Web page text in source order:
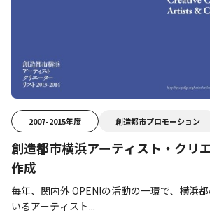
2007-2015年度 創造都市プロモーション
創造都市横浜アーティスト・クリ
作成
毎年、関内外 OPEN!の活動の一環で、横浜
いるアーティスト...